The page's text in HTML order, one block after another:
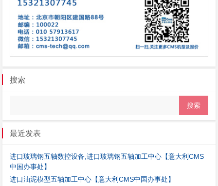
搜索
最近发表
进口玻璃钢五轴数控设备,进口玻璃钢五轴加工中心【意大利CMS
中国办事处】
进口油泥模型五轴加工中心【意大利CMS中国办事处】